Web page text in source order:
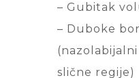
– Gubitak
– Duboke
slične regije)